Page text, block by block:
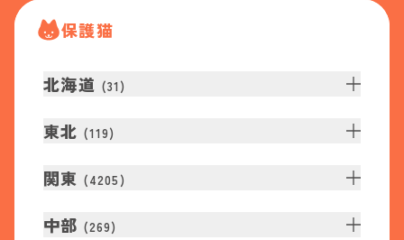
保護猫
北海道 (31 )
東北 (119)
関東 (4205 )
中部 (269)